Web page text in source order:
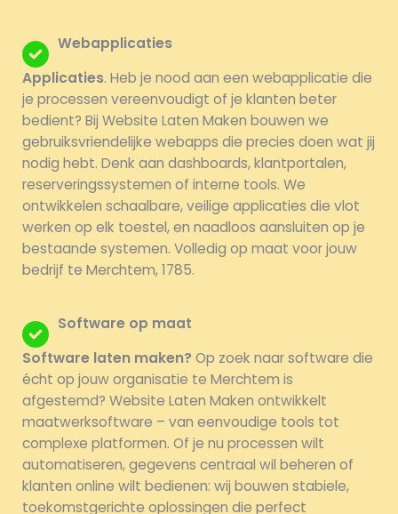
Webapplicaties
Applicaties. Heb je nood aan een webapplicatie die
je processen vereenvoudigt of je klanten beter
bedient? Bij Website Laten Maken bouwen we
gebruiksvriendelijke webapps die precies doen wat jij
nodig hebt. Denk aan dashboards, klantportalen,
reserveringssystemen of interne tools. We
ontwikkelen schaalbare, veilige applicaties die vlot
werken op elk toestel, en naadloos aansluiten op je
bestaande systemen. Volledig op maat voor jouw
bedrijf te Merchtem, 1785.
Software op maat
Software laten maken? Op zoek naar software die
écht op jouw organisatie te Merchtem is
afgestemd? Website Laten Maken ontwikkelt
maatwerksoftware – van eenvoudige tools tot
complexe platformen. Of je nu processen wilt
automatiseren, gegevens centraal wil beheren of
klanten online wilt bedienen: wij bouwen stabiele,
toekomstgerichte oplossingen die perfect